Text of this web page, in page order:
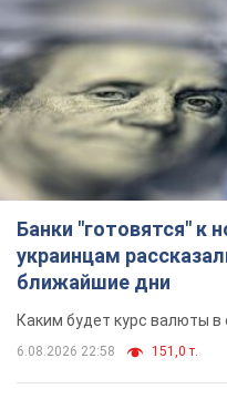
Банки "готовятся" к
украинцам
ближайшие дни
Каким будет курс валюты в
6.08.2026 22:58 151,0 т.
Украинцам обещают
мобильных
этими сообщениями
Как не попасть в ловушку
6.08.2026 21:02 15,8 т.
Самый дорогой